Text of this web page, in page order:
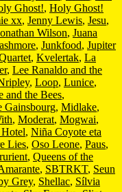
Ghost!, Holy Ghost!
xx, Jenny Lewis, Jesu,
Wilson, Juana
, Junkfood, Jupiter
, Kvelertak, La
, Lee Ranaldo and the
, Loop, Lunice,
and the Bees,
Gainsbourg, Midlake,
, Moderat, Mogwai,
, Niña Coyote eta
Lies, Oso Leone, Paus,
, Queens of the
, SBTRKT, Seun
Grey, Shellac, Sílvia